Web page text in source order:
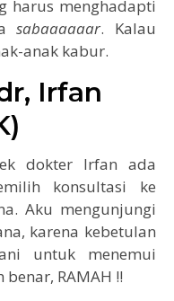
harus menghadapti
sabaaaaaar. Kalau
anak kabur.
Irfan
dokter Irfan ada
konsultasi ke
Aku mengunjungi
karena kebetulan
untuk menemui
RAMAH !!